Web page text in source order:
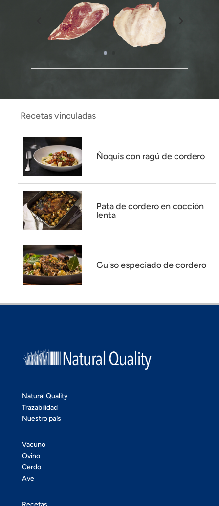
Recetas vinculadas
Ñoquis con ragú de cordero
Pata de cordero en cocción
lenta
Guiso especiado de cordero
Natural Quality
Trazabilidad
Nuestro país
Vacuno
Ovino
Cerdo
Ave
Recetas